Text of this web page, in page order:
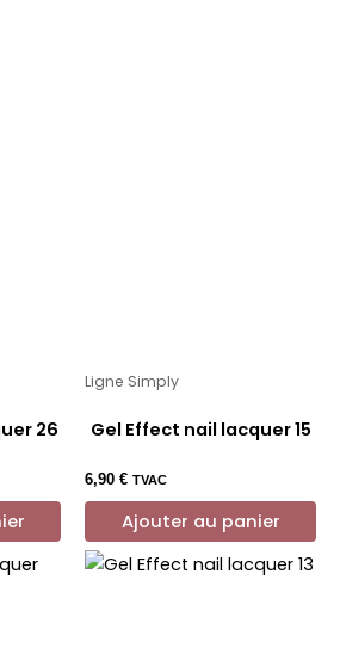
26
Ligne Simply
Gel Effect nail lacquer 15
6,90 € TVAC
Ajouter au panier